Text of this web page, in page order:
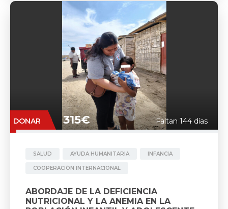
DONAR 315€ Faltan 144 días
SALUD AYUDA HUMANITARIA INFANCIA
COOPERACIÓN INTERNACIONAL
ABORDAJE DE LA DEFICIENCIA
NUTRICIONAL Y LA ANEMIA EN LA